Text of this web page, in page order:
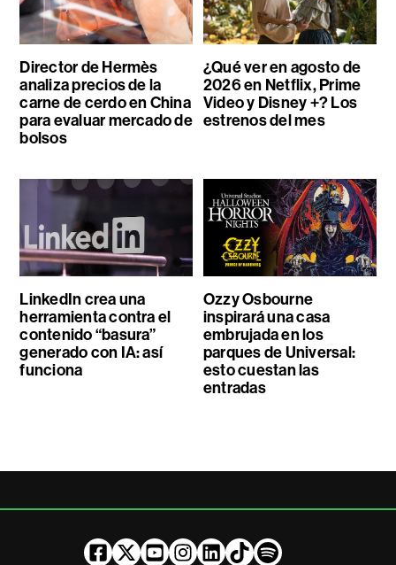
Director de Hermès
analiza precios de la
carne de cerdo en China
para evaluar mercado de
bolsos
¿Qué ver en agosto de
2026 en Netflix, Prime
Video y Disney +? Los
estrenos del mes
LinkedIn crea una
herramienta contra el
contenido “basura”
generado con IA: así
funciona
Ozzy Osbourne
inspirará una casa
embrujada en los
parques de Universal:
esto cuestan las
entradas